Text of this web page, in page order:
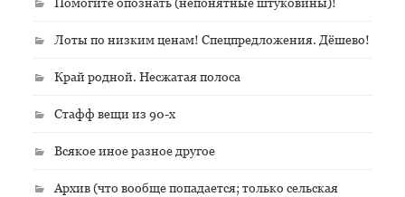
Лоты по низким ценам! Спецпредложения. Дёшево!
Край родной. Несжатая полоса
Стафф вещи из 90-х
Всякое иное разное другое
Архив (что вообще попадается; только сельская